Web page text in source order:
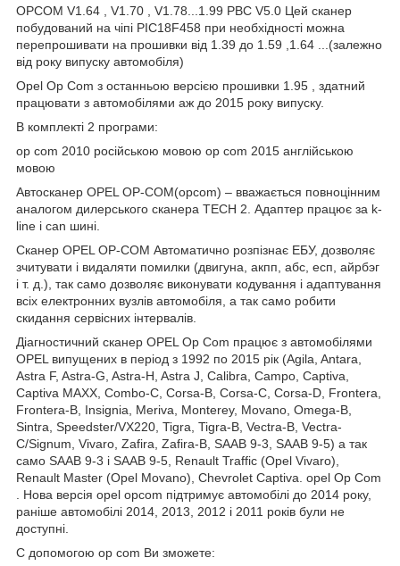
OPCOM V1.64 , V1.70 , V1.78...1.99 PBC V5.0 Цей сканер
побудований на чіпі PIC18F458 при необхідності можна
перепрошивати на прошивки від 1.39 до 1.59 ,1.64 ...(залежно
від року випуску автомобіля)
Opel Op Com з останньою версією прошивки 1.95 , здатний
працювати з автомобілями аж до 2015 року випуску.
В комплекті 2 програми:
op com 2010 російською мовою op com 2015 англійською
мовою
Автосканер OPEL OP-COM(opcom) – вважається повноцінним
аналогом дилерського сканера TECH 2. Адаптер працює за k-
line і can шині.
Сканер OPEL OP-COM Автоматично розпізнає ЕБУ, дозволяє
зчитувати і видаляти помилки (двигуна, акпп, абс, есп, айрбэг
і т. д.), так само дозволяє виконувати кодування і адаптування
всіх електронних вузлів автомобіля, а так само робити
скидання сервісних інтервалів.
Діагностичний сканер OPEL Op Com працює з автомобілями
OPEL випущених в період з 1992 по 2015 рік (Agila, Antara,
Astra F, Astra-G, Astra-H, Astra J, Calibra, Campo, Captiva,
Captiva MAXX, Combo-C, Corsa-B, Corsa-C, Corsa-D, Frontera,
Frontera-B, Insignia, Meriva, Monterey, Movano, Omega-B,
Sintra, Speedster/VX220, Tigra, Tigra-B, Vectra-B, Vectra-
C/Signum, Vivaro, Zafira, Zafira-B, SAAB 9-3, SAAB 9-5) а так
само SAAB 9-3 і SAAB 9-5, Renault Traffic (Opel Vivaro),
Renault Master (Opel Movano), Chevrolet Captiva. opel Op Com
. Нова версія opel opcom підтримує автомобілі до 2014 року,
раніше автомобілі 2014, 2013, 2012 і 2011 років були не
доступні.
C допомогою op com Ви зможете: